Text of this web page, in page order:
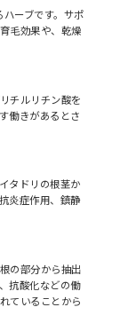
ーブです。サポ
毛効果や、乾燥
チルリチン酸を
働きがあるとさ
タドリの根茎か
炎症作用、鎮静
の部分から抽出
抗酸化などの働
ていることから